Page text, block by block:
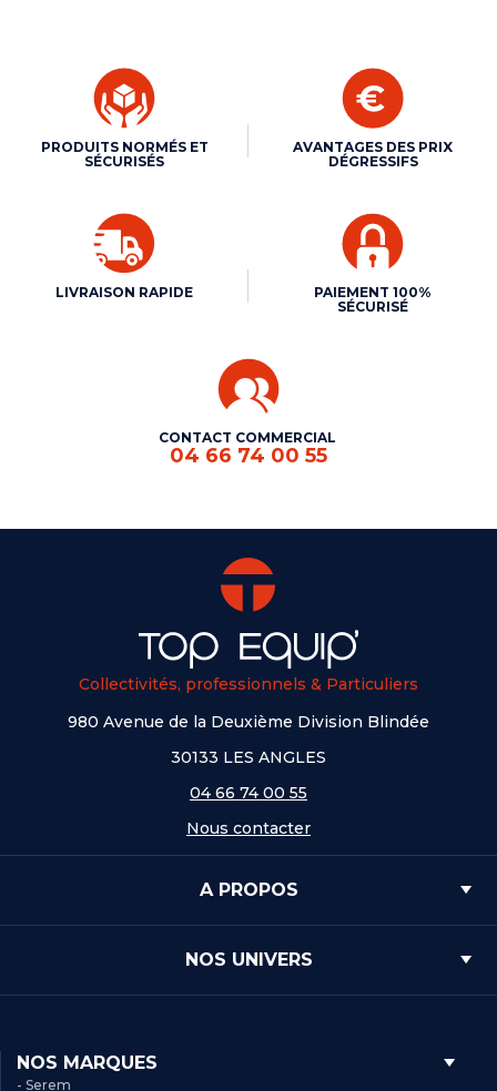
PRODUITS NORMÉS ET
SÉCURISÉS
AVANTAGES DES PRIX
DÉGRESSIFS
LIVRAISON RAPIDE
PAIEMENT 100%
SÉCURISÉ
CONTACT COMMERCIAL
04 66 74 00 55
Collectivités, professionnels & Particuliers
980 Avenue de la Deuxième Division Blindée
30133 LES ANGLES
04 66 74 00 55
Nous contacter
A PROPOS
NOS UNIVERS
NOS MARQUES
- Serem